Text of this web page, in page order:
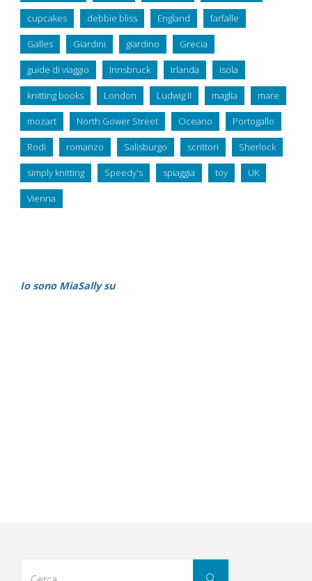
cupcakes debbie bliss England farfalle
Galles Giardini giardino Grecia
guide di viaggio Innsbruck Irlanda isola
knitting books London Ludwig II maglia mare
mozart North Gower Street Oceano Portogallo
Rodi romanzo Salisburgo scrittori Sherlock
simply knitting Speedy's spiaggia toy UK
Vienna
Io sono MiaSally su
Cerca